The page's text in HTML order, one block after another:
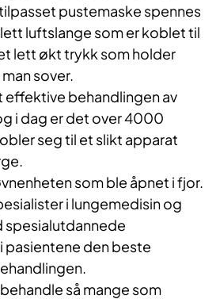
pustemaske spennes
luftslange som er koblet til
lett økt trykk som holder
sover.
effektive behandlingen av
i dag er det over 4000
seg til et slikt apparat
som ble åpnet i fjor.
i lungemedisin og
spesialutdannede
pasientene den beste
så mange som